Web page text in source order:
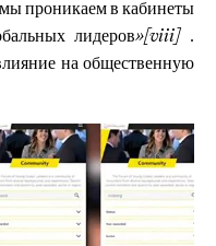
проникаем в кабинеты
лидеров»[viii].
на общественную